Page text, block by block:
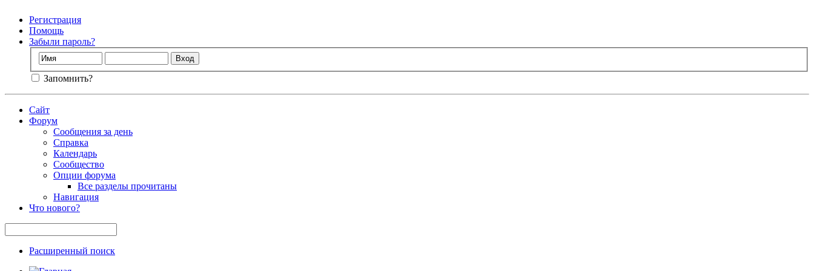
Регистрация
Помощь
Забыли пароль?
Запомнить?
Сайт
Форум
Сообщения за день
Справка
Календарь
Сообщество
Опции форума
Все разделы прочитаны
Навигация
Что нового?
Расширенный поиск